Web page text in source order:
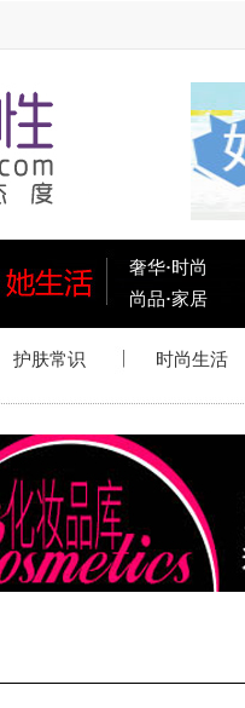
奢华·时尚
尚品·家居